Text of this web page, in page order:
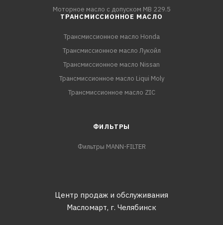
Моторное масло с допуском MB 229.5
ТРАНСМИССИОННОЕ МАСЛО
Трансмиссионное масло Honda
Трансмиссионное масло Лукойл
Трансмиссионное масло Nissan
Трансмиссионное масло Liqui Moly
Трансмиссионное масло ZIC
ФИЛЬТРЫ
Фильтры MANN-FILTER
Центр продаж и обслуживания
Масломарт, г. Челябинск